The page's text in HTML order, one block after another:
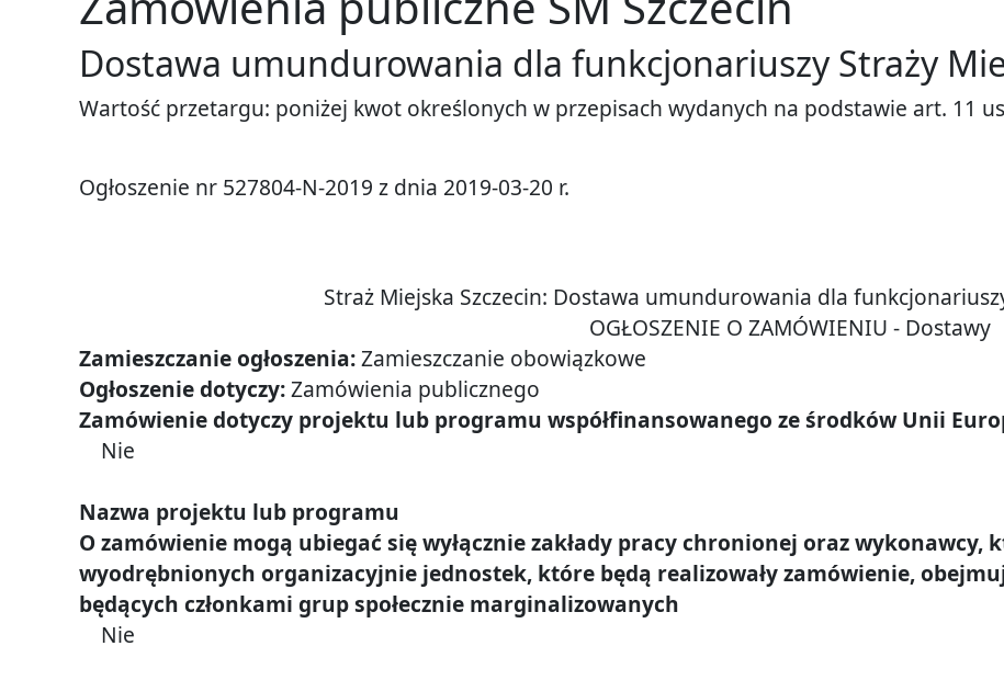
Zgloszenia
- sposoby przyjmowania i zalatwiania spraw
Regulamin
i srodki dzialania Strazy Miejskiej Szczecin
Kierownictwo
- obowiazki i uprawnienia strazników Strazy Miejskiej
Mienie
- struktura wlasnosciowa i majatek SM Szczecin
Ogloszenia
mienia
Prawo
Uprawnienia
Dostawa umundurowania dla funkcjonariuszy Straży
Wartość przetargu: poniżej kwot określonych w przepisach wydanych na podstawie art. 11
Ogłoszenie nr 527804-N-2019 z dnia 2019-03-20 r.
Straż Miejska Szczecin: Dostawa umundurowania dla
OGŁOSZENIE O ZAMÓWIENIU - Dostawy
Zamieszczanie ogłoszenia:Zamieszczanie obowiązkowe
Ogłoszenie dotyczy:Zamówienia publicznego
Zamówienie dotyczy projektu lub programu współfinansowanego ze środków Unii
Nie
Nazwa projektu lub programu
O zamówienie mogą ubiegać się wyłącznie zakłady pracy chronionej oraz wykonawcy,
wyodrębnionych organizacyjnie jednostek, które będą realizowały zamówienie,
będących członkami grup społecznie marginalizowanych
Nie